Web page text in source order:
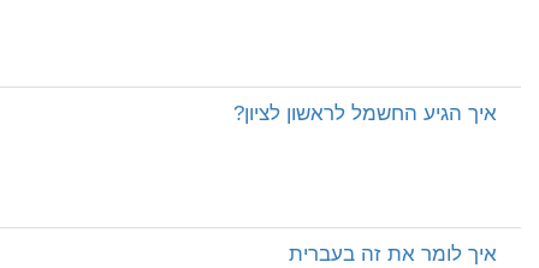
איך הגיע החשמל לראשון לציון?
איך לומר את זה בעברית